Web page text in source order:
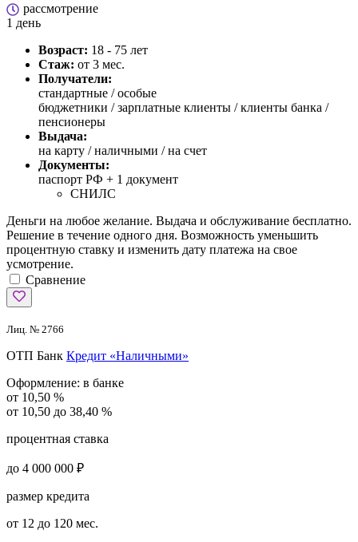
рассмотрение
1 день
Возраст: 18 - 75 лет
Стаж: от 3 мес.
Получатели:
стандартные /особые
бюджетники / зарплатные клиенты / клиенты банка /
пенсионеры
Выдача:
на карту / наличными / на счет
Документы:
паспорт РФ + 1 документ
СНИЛС
Деньги на любое желание. Выдача и обслуживание бесплатно.
Решение в течение одного дня. Возможность уменьшить
процентную ставку и изменить дату платежа на свое
усмотрение.
Сравнение
Лиц. № 2766
ОТП Банк Кредит «Наличными»
Оформление: в банке
от 10,50 %
от 10,50 до 38,40 %
процентная ставка
до 4 000 000 ₽
размер кредита
от 12 до 120 мес.